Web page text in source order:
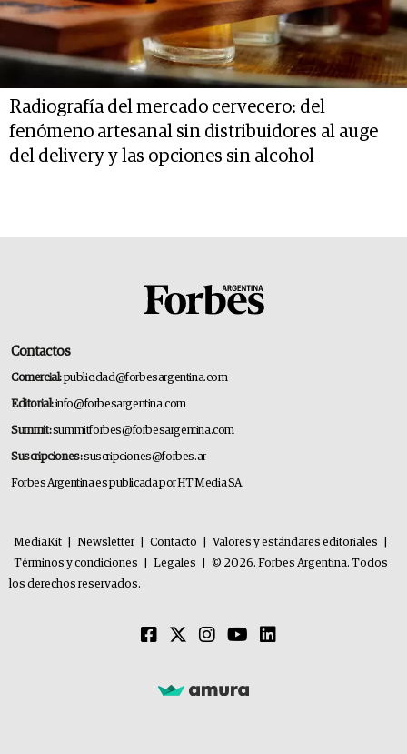
Radiografía del mercado cervecero: del
fenómeno artesanal sin distribuidores al auge
del delivery y las opciones sin alcohol
Contactos
Comercial:publicidad@forbesargentina.com
Editorial:info@forbesargentina.com
Summit:summitforbes@forbesargentina.com
Suscripciones:suscripciones@forbes.ar
Forbes Argentina es publicada por HT Media SA.
MediaKit Newsletter Contacto Valores y estándares editoriales
Términos y condiciones
Legales
© 2026. Forbes Argentina. Todos
los derechos reservados.